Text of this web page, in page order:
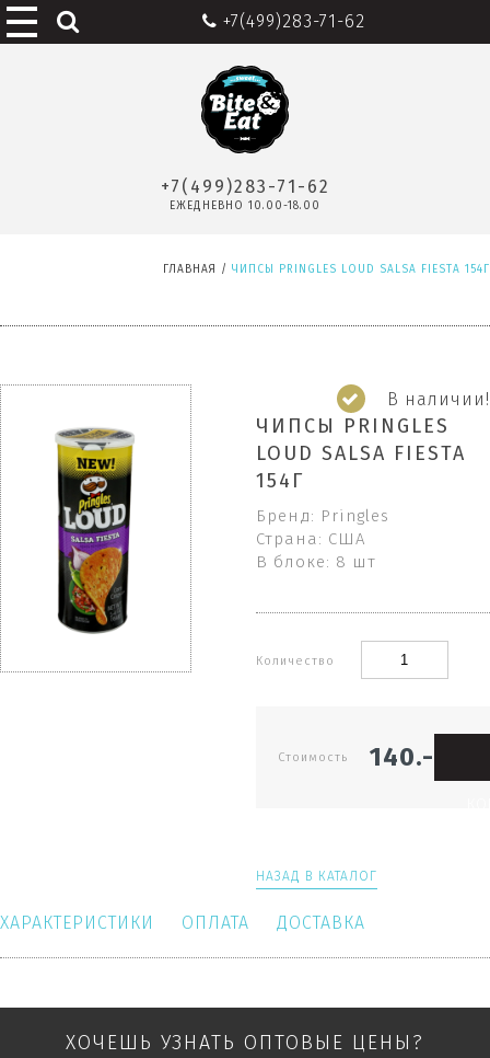
+7(499)283-71-62
ЕЖЕДНЕВНО 10.00-18.00
ГЛАВНАЯ / ЧИПСЫ PRINGLES LOUD SALSA FIESTA 154Г
В наличии!
ЧИПСЫ PRINGLES
LOUD SALSA FIESTA
154Г
Бренд: Pringles
Страна: США
В блоке: 8 шт
Количество
Стоимость 140.-
НАЗАД В КАТАЛОГ
ХАРАКТЕРИСТИКИ ОПЛАТА ДОСТАВКА
ХОЧЕШЬ УЗНАТЬ ОПТОВЫЕ ЦЕНЫ?
+7(499)283-71-62